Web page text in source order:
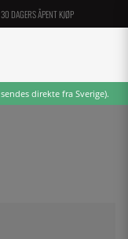
30 DAGERS ÅPENT KJØP
direkte fra Sverige).